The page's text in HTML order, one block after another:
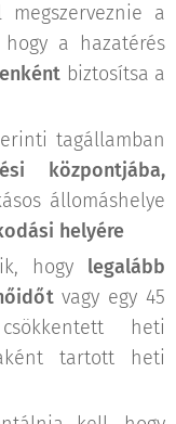
a
hogy a hazatérés
biztosítsa a
tagállamban
központjába,
állomáshelye
helyére
hogy legalább
vagy egy 45
heti
tartott heti